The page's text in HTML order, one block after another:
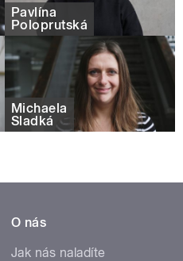
Pavlína
Poloprutská
Michaela
Sladká
O nás
Jak nás naladíte